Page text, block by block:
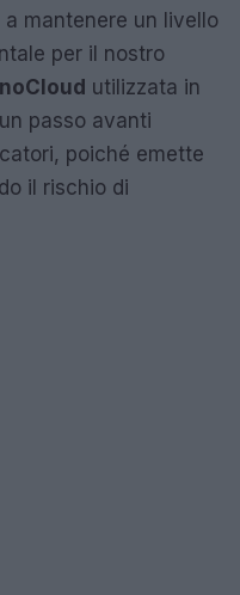
a mantenere un livello
per il nostro
utilizzata in
passo avanti
poiché emette
il rischio di